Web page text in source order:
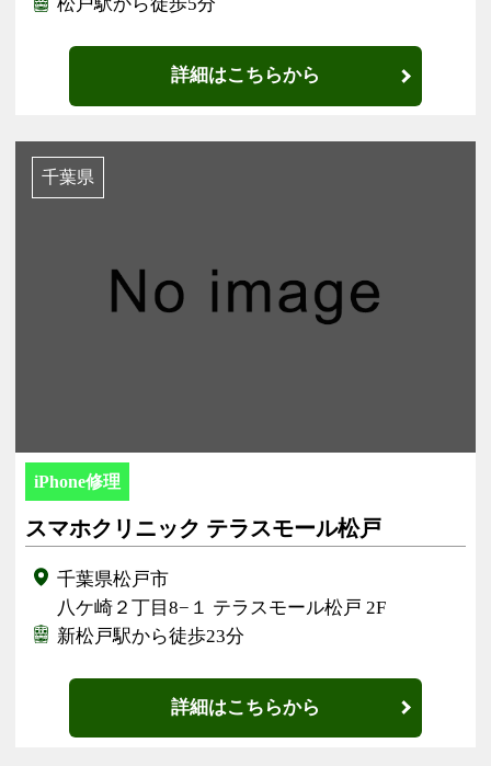
詳細はこちらから
千葉県
iPhone修理
スマホクリニック テラスモール松戸
千葉県松戸市
八ケ崎２丁目8−１ テラスモール松戸 2F
新松戸駅から徒歩23分
詳細はこちらから